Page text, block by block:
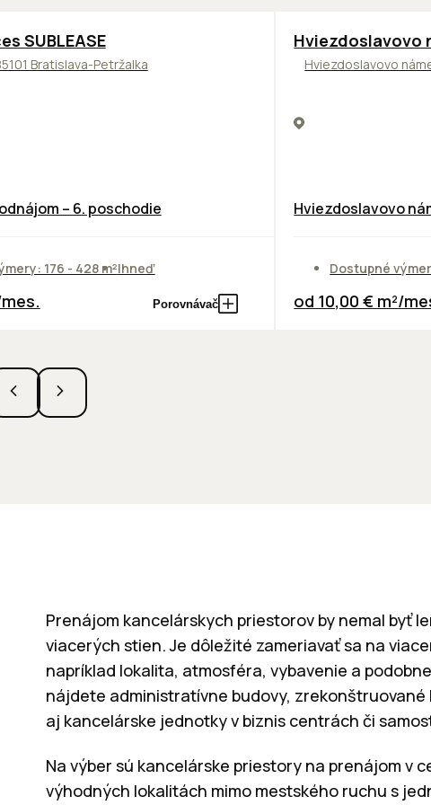
SUBLEASE
Bratislava-Petržalka
– 6. poschodie
176 - 428 m²Ihneď
Porovnávač
ODPORÚČAME
Hviezdoslavovo
Hviezdoslavovo
Hviezdoslavovo
Dostupné
od 10,00 € m²/
Prenájom kancelárskych priestorov by nemal byť
viacerých stien. Je dôležité zameriavať sa na
napríklad lokalita, atmosféra, vybavenie a
nájdete administratívne budovy,
aj kancelárske jednotky v biznis centrách či
Na výber sú kancelárske priestory na prenájom v
výhodných lokalitách mimo mestského ruchu s